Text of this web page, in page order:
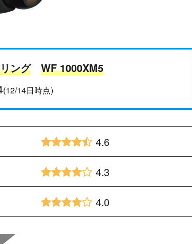
ング WF 1000XM5
(12/14日時点)
4.6
4.3
4.0